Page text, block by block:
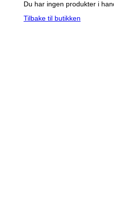
Du har ingen produkter i
Tilbake til butikken